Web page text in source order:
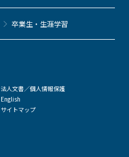
卒業生・生涯学習
法人文書／個人情報保護
English
サイトマップ